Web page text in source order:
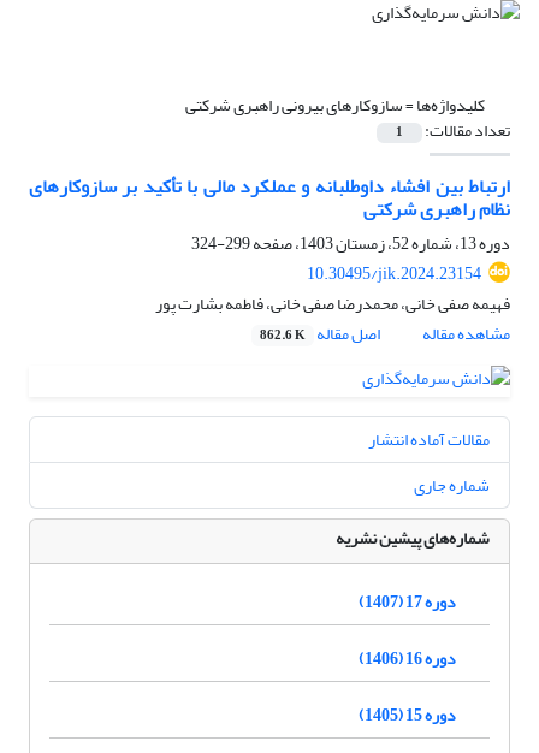
کلیدواژه‌ها =سازوکارهای بیرونی راهبری شرکتی
تعداد مقالات: 1
ارتباط بین افشاء داوطلبانه و عملکرد مالی با تأکید بر سازوکارهای
نظام راهبری شرکتی
دوره 13، شماره 52، زمستان 1403، صفحه
299-324
10.30495/jik.2024.23154
فهیمه صفی خانی، محمدرضا صفی خانی، فاطمه بشارت پور
مشاهده مقاله
اصل مقاله 862.6 K
مقالات آماده انتشار
شماره جاری
شماره‌های پیشین نشریه
دوره 17 (1407)
دوره 16 (1406)
دوره 15 (1405)